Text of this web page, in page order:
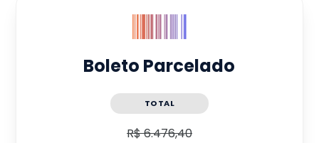
Boleto Parcelado
TOTAL
R$ 6.476,40